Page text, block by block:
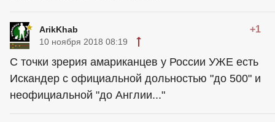
ArikKhab +1
10 ноября 2018 08:19
С точки зрерия амариканцев у России УЖЕ есть
Искандер с официальной дольностью "до 500" и
неофициальной "до Англии..."